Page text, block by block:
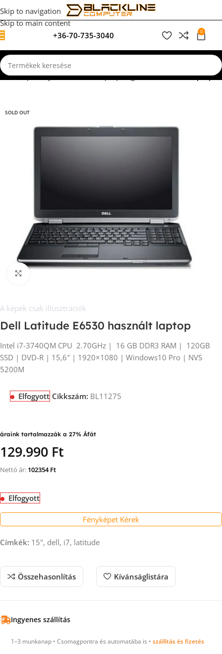
Skip to navigation
Skip to main content
+36-70-735-3040
0
Kezdőlap Felújított, használt laptopok garanciával Dell Laptopok
SOLD OUT
A képek csak illusztrációk
Dell Latitude E6530 használt laptop
Intel i7-3740QM CPU 2.70GHz | 16 GB DDR3 RAM | 120GB
SSD | DVD-R | 15,6″ | 1920×1080 | Windows10 Pro | NVS
5200M
Elfogyott Cikkszám: BL11275
áraink tartalmazzák a 27% Áfát
129.990 Ft
Nettó ár: 102354Ft
Elfogyott
Fényképet Kérek
Címkék: 15", dell, i7, latitude
Összehasonlítás Kívánságlistára
Ingyenes szállítás
1–3 munkanap • Csomagpontra és automatába is • szállítás és fizetés